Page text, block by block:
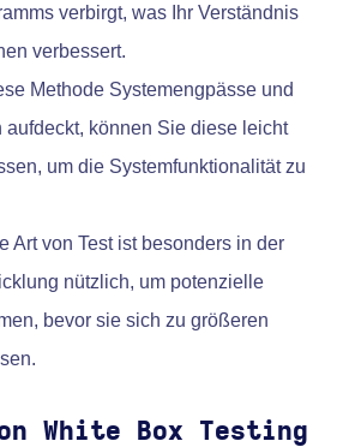
verbirgt, was Ihr Verständnis
verbessert.
Methode Systemengpässe und
können Sie diese leicht
um die Systemfunktionalität zu
Art von Test ist besonders in der
nützlich, um potenzielle
bevor sie sich zu größeren
White Box Testing